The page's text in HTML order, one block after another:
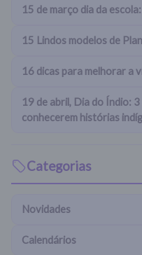
15 de março dia da
15 Lindos modelos de
16 dicas para melhorar a
19 de abril, Dia do Índio:
conhecerem histórias
Categorias
Novidades
Calendários